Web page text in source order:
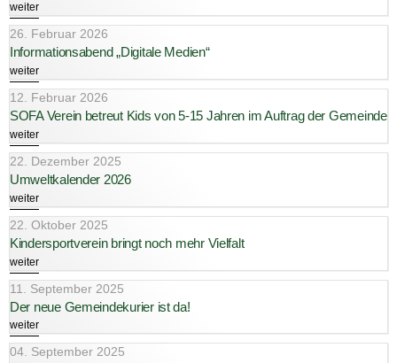
weiter
26. Februar 2026
Informationsabend „Digitale Medien“
weiter
12. Februar 2026
SOFA Verein betreut Kids von 5-15 Jahren im Auftrag der Gemeinde
weiter
22. Dezember 2025
Umweltkalender 2026
weiter
22. Oktober 2025
Kindersportverein bringt noch mehr Vielfalt
weiter
11. September 2025
Der neue Gemeindekurier ist da!
weiter
04. September 2025